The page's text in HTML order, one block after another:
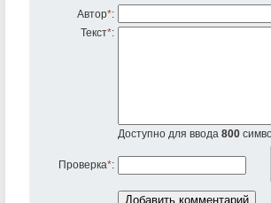
Автор*:
Текст*:
Доступно для ввода 800
Проверка*: